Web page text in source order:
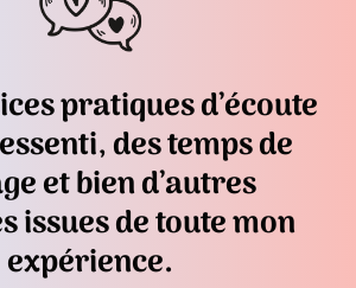
pratiques d’écoute
des temps de
et bien d’autres
issues de toute mon
expérience.